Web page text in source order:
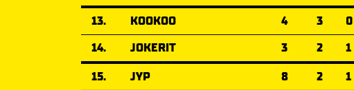
13.
KOOKOO 4 3 0
14.
JOKERIT 3 2 1
15.
JYP 8 2 1